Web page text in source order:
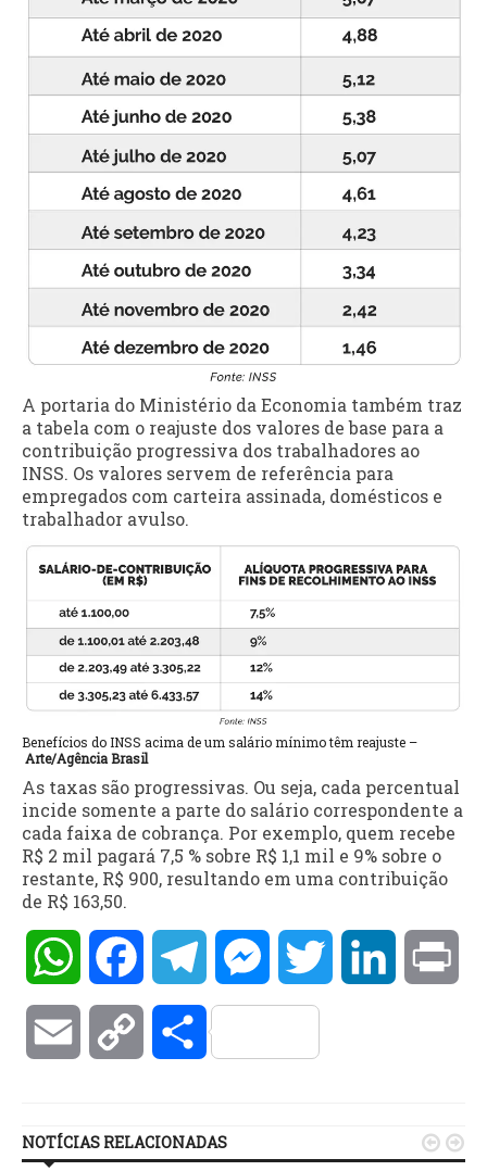
A portaria do Ministério da Economia também traz
a tabela com o reajuste dos valores de base para a
contribuição progressiva dos trabalhadores ao
INSS. Os valores servem de referência para
empregados com carteira assinada, domésticos e
trabalhador avulso.
Benefícios do INSS acima de um salário mínimo têm reajuste –
Arte/Agência Brasil
As taxas são progressivas. Ou seja, cada percentual
incide somente a parte do salário correspondente a
cada faixa de cobrança. Por exemplo, quem recebe
R$ 2 mil pagará 7,5 % sobre R$ 1,1 mil e 9% sobre o
restante, R$ 900, resultando em uma contribuição
de R$ 163,50.
WhatsAppFacebookTelegramMessengerTwitter LinkedIn
Email Copy Compartilhar
NOTÍCIAS RELACIONADAS  